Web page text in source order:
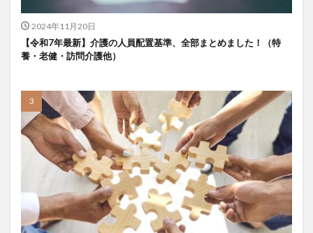
2024年11月20日
【令和7年最新】介護の人員配置基準、全部まとめました！（特
養・老健・訪問介護他）